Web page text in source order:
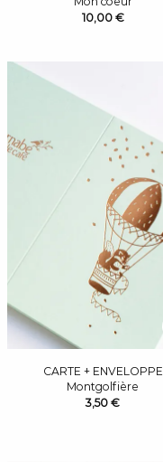
10,00 €
CARTE + ENVELOPPE
Montgolfière
3,50 €